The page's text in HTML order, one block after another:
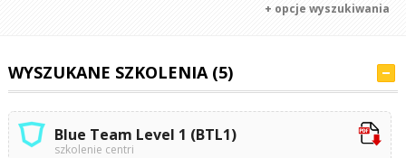
+ opcje wyszukiwania
WYSZUKANE SZKOLENIA (5)
Blue Team Level 1 (BTL1)
szkolenie centri